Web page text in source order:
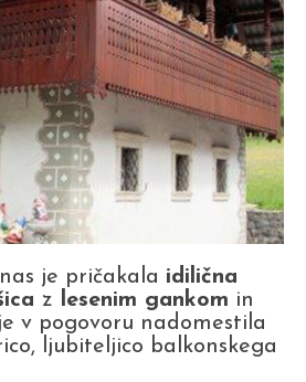
je pričakala idilična
z lesenim gankom in
v pogovoru nadomestila
ljubiteljico balkonskega